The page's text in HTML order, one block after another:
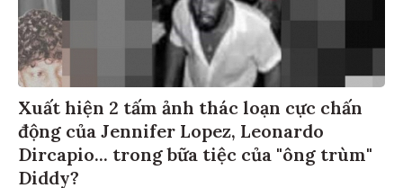
Xuất hiện 2 tấm ảnh thác loạn cực chấn
động của Jennifer Lopez, Leonardo
Dircapio... trong bữa tiệc của "ông trùm"
Diddy?